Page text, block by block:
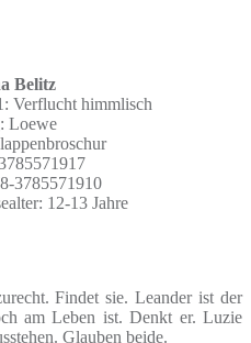
Belitz
Verflucht himmlisch
Loewe
3785571910
12-13 Jahre
Findet sie. Leander ist der
am Leben ist. Denkt er. Luzie
Glauben beide.